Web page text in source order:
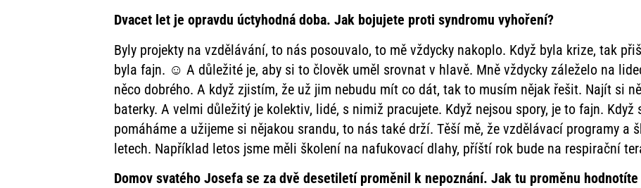
Dvacet let je opravdu úctyhodná doba. Jak bojujete proti syndromu vyhoření?
Byly projekty na vzdělávání, to nás posouvalo, to mě vždycky nakoplo. Když byla krize, tak
byla fajn. ☺ A důležité je, aby si to člověk uměl srovnat v hlavě. Mně vždycky záleželo na
něco dobrého. A když zjistím, že už jim nebudu mít co dát, tak to musím nějak řešit. Najít si
baterky. A velmi důležitý je kolektiv, lidé, s nimiž pracujete. Když nejsou spory, je to fajn.
pomáháme a užijeme si nějakou srandu, to nás také drží. Těší mě, že vzdělávací programy a
letech. Například letos jsme měli školení na nafukovací dlahy, příští rok bude na respirační
Domov svatého Josefa se za dvě desetiletí proměnil k nepoznání. Jak tu proměnu